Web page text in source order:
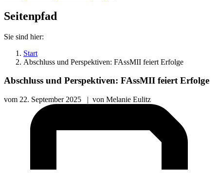
Seitenpfad
Sie sind hier:
Start
Abschluss und Perspektiven: FAssMII feiert Erfolge
Abschluss und Perspektiven: FAssMII feiert Erfolge
vom 22. September 2025 | von Melanie Eulitz